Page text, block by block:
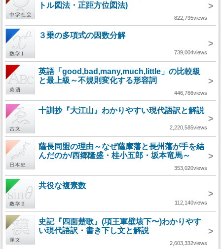
トル図法・正距方位図法)
>
822,795views
３乗の多項式の因数分解
>
739,004views
英語「good,bad,many,much,little」の比較級
と最上級～不規則変化する形容詞
>
446,766views
十訓抄『大江山』わかりやすい現代語訳と解説
>
2,220,585views
薩長同盟の理由～なぜ薩摩藩と長州藩が手を結
んだのか/西郷隆盛・桂小五郎・坂本竜馬～
>
353,020views
共役な複素数
>
112,140views
史記『四面楚歌』(項王軍壁垓下〜)わかりやす
い現代語訳・書き下し文と解説
>
2,603,332views